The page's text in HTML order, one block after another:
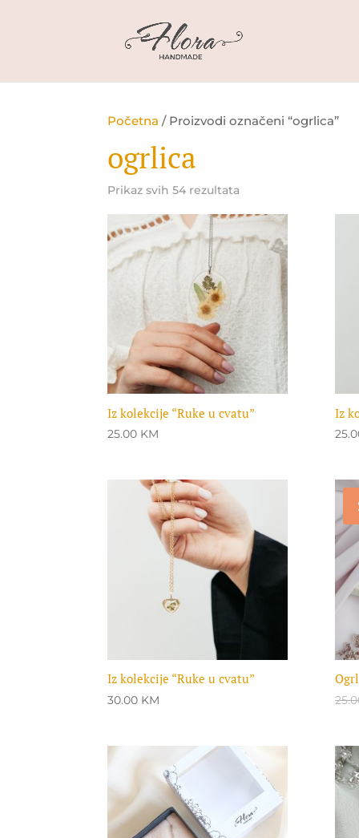
Početna / Proizvodi označeni “ogrlica”
ogrlica
Prikaz svih 54 rezultata
Iz kolekcije “Ruke u cvatu”
25.00 KM
Iz
Iz kolekcije “Ruke u cvatu”
30.00 KM